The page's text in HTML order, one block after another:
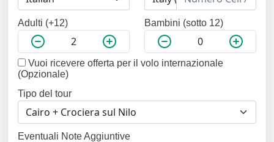
Adulti (+12) Bambini (sotto 12)
Vuoi ricevere offerta per il volo internazionale
(Opzionale)
Tipo del tour
Eventuali Note Aggiuntive